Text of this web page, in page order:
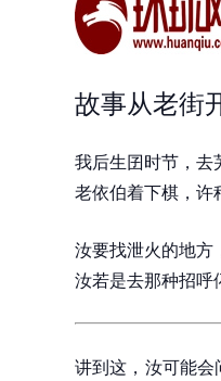
故事从老街
我后生囝时节，去
老依伯着下棋，许
汝要找泄火的地方
汝若是去那种招呼
讲到这，汝可能会